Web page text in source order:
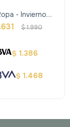
- Invierno
Y Orejeras - Our
$1.990
$ 1.386
$ 1.468